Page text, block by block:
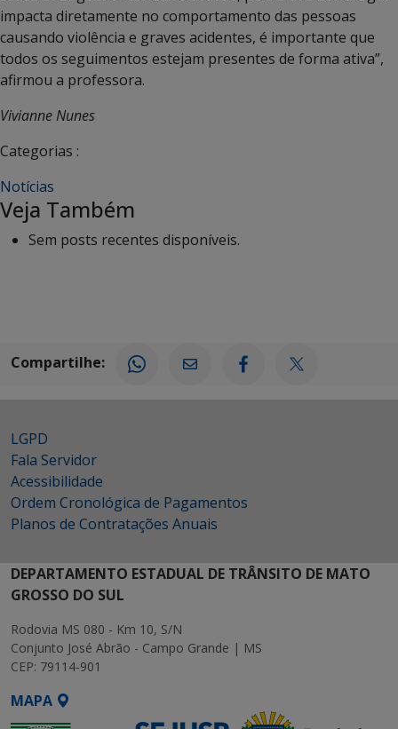
impacta diretamente no comportamento das pessoas
causando violência e graves acidentes, é importante que
todos os seguimentos estejam presentes de forma ativa”,
afirmou a professora.
Vivianne Nunes
Categorias :
Notícias
Veja Também
Sem posts recentes disponíveis.
Compartilhe:
LGPD
Fala Servidor
Acessibilidade
Ordem Cronológica de Pagamentos
Planos de Contratações Anuais
DEPARTAMENTO ESTADUAL DE TRÂNSITO DE MATO
GROSSO DO SUL
Rodovia MS 080 - Km 10, S/N
Conjunto José Abrão - Campo Grande | MS
CEP: 79114-901
MAPA